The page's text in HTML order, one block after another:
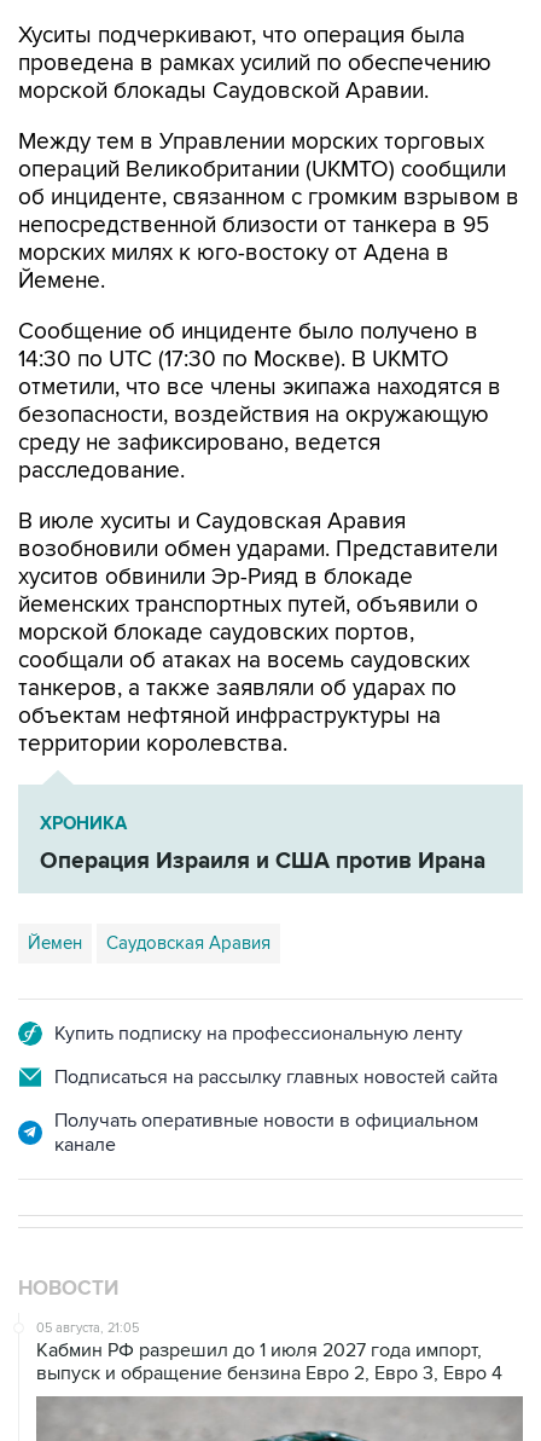
Хуситы подчеркивают, что операция была
проведена в рамках усилий по обеспечению
морской блокады Саудовской Аравии.
Между тем в Управлении морских торговых
операций Великобритании (UKMTO) сообщили
об инциденте, связанном с громким взрывом в
непосредственной близости от танкера в 95
морских милях к юго-востоку от Адена в
Йемене.
Сообщение об инциденте было получено в
14:30 по UTC (17:30 по Москве). В UKMTO
отметили, что все члены экипажа находятся в
безопасности, воздействия на окружающую
среду не зафиксировано, ведется
расследование.
В июле хуситы и Саудовская Аравия
возобновили обмен ударами. Представители
хуситов обвинили Эр-Рияд в блокаде
йеменских транспортных путей, объявили о
морской блокаде саудовских портов,
сообщали об атаках на восемь саудовских
танкеров, а также заявляли об ударах по
объектам нефтяной инфраструктуры на
территории королевства.
ХРОНИКА
Операция Израиля и США против Ирана
Йемен Саудовская Аравия
Купить подписку на профессиональную ленту
Подписаться на рассылку главных новостей сайта
Получать оперативные новости в официальном
канале
НОВОСТИ
05 августа, 21:05
Кабмин РФ разрешил до 1 июля 2027 года импорт,
выпуск и обращение бензина Евро 2, Евро 3, Евро 4